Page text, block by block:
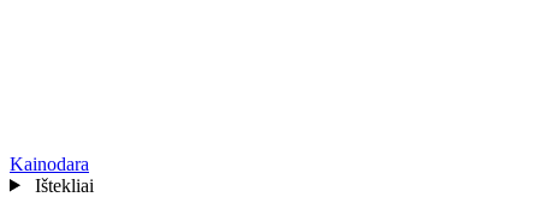
Kainodara
Ištekliai